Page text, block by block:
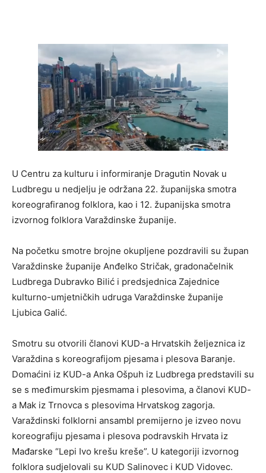
U Centru za kulturu i informiranje Dragutin Novak u
Ludbregu u nedjelju je održana 22. županijska smotra
koreografiranog folklora, kao i 12. županijska smotra
izvornog folklora Varaždinske županije.
Na početku smotre brojne okupljene pozdravili su župan
Varaždinske županije Anđelko Stričak, gradonačelnik
Ludbrega Dubravko Bilić i predsjednica Zajednice
kulturno-umjetničkih udruga Varaždinske županije
Ljubica Galić.
Smotru su otvorili članovi KUD-a Hrvatskih željeznica iz
Varaždina s koreografijom pjesama i plesova Baranje.
Domaćini iz KUD-a Anka Ošpuh iz Ludbrega predstavili su
se s međimurskim pjesmama i plesovima, a članovi KUD-
a Mak iz Trnovca s plesovima Hrvatskog zagorja.
Varaždinski folklorni ansambl premijerno je izveo novu
koreografiju pjesama i plesova podravskih Hrvata iz
Mađarske “Lepi Ivo krešu kreše”. U kategoriji izvornog
folklora sudjelovali su KUD Salinovec i KUD Vidovec.